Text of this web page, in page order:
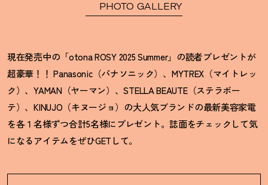
PHOTO GALLERY
現在発売中の「otona ROSY 2025 Summer」の読者プレゼントが
超豪華 ！ ！ Panasonic（パナソニック）、MYTREX（マイトレッ
ク）、YAMAN（ヤーマン）、STELLA BEAUTE（ステラボー
テ）、KINUJO（キヌージョ）の大人気ブランドの最新美容家電
を各１名様ずつ合計5名様にプレゼント。誌面をチェックして気
になるアイテムをぜひGETして。